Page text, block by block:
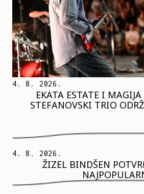
4. 8. 2026.
EKATA ESTATE I
STEFANOVSKI TRIO
4. 8. 2026.
ŽIZEL BINDŠEN